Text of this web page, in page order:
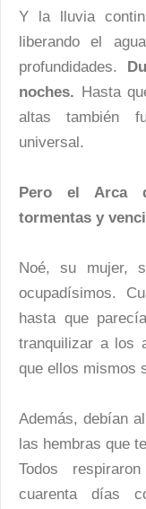
Y la lluvia
liberando el
profundidades.
noches. Hasta
altas también
universal.
Pero el Arca
tormentas y
Noé, su mujer,
ocupadísimos.
hasta que
tranquilizar a los
que ellos mismos
Además, debían
las hembras que
Todos
cuarenta días